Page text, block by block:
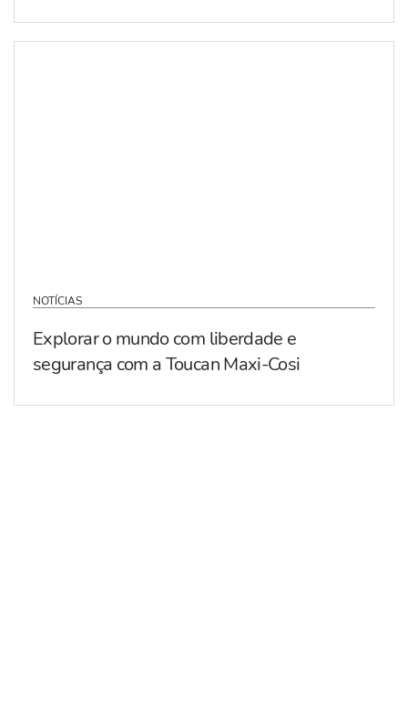
NOTÍCIAS
Explorar o mundo com liberdade e
segurança com a Toucan Maxi-Cosi